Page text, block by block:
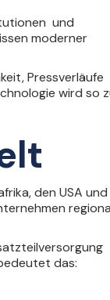
und
moderner
Pressverläufe
wird so
den USA und
das: